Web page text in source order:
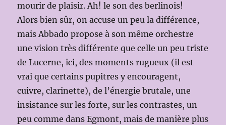
mourir de plaisir. Ah! le son des berlinois!
Alors bien sûr, on accuse un peu la différence,
mais Abbado propose à son même orchestre
une vision très différente que celle un peu triste
de Lucerne, ici, des moments rugueux (il est
vrai que certains pupitres y encouragent,
cuivre, clarinette), de l’énergie brutale, une
insistance sur les forte, sur les contrastes, un
peu comme dans Egmont, mais de manière plus